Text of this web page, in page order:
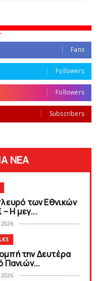
Fans
Followers
Followers
Subscribers
ΝΕΑ
των Εθνικών
H μεγ...
την Δευτέρα
Πανιών...